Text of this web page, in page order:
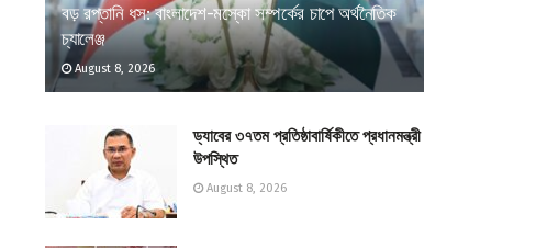
বড় রপ্তানি ধস: বাংলাদেশ-মস্কো সম্পর্কের চাপে অর্থনৈতিক
চ্যালেঞ্জ
August 8, 2026
ড্যাবের ৩৭তম প্রতিষ্ঠাবার্ষিকীতে প্রধানমন্ত্রী
উপস্থিত
August 8, 2026